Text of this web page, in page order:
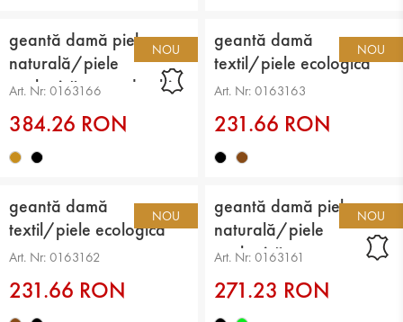
NOU
geantă damă piele
naturală/piele
ecologică maro deschis
Art. Nr: 0163166
384.26 RON
NOU
geantă damă
textil/piele ecologică
negru
Art. Nr: 0163163
231.66 RON
NOU
geantă damă
textil/piele ecologică
maro
Art. Nr: 0163162
231.66 RON
NOU
geantă damă piele
naturală/piele
ecologică negru
Art. Nr: 0163161
271.23 RON